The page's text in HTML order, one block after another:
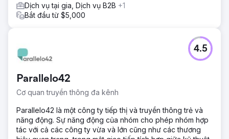
Dịch vụ tại gia, Dịch vụ B2B +1
Bắt đầu từ $5,000
Parallelo42
Cơ quan truyền thông đa kênh
4.5
Parallelo42 là một công ty tiếp thị và truyền thông trẻ và
năng động. Sự năng động của nhóm cho phép nhóm hợp
tác với cả các công ty vừa và lớn cũng như các thương